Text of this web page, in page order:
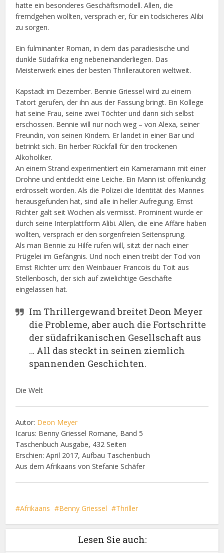
hatte ein besonderes Geschäftsmodell. Allen, die
fremdgehen wollten, versprach er, für ein todsicheres Alibi
zu sorgen.
Ein fulminanter Roman, in dem das paradiesische und
dunkle Südafrika eng nebeneinanderliegen. Das
Meisterwerk eines der besten Thrillerautoren weltweit.
Kapstadt im Dezember. Bennie Griessel wird zu einem
Tatort gerufen, der ihn aus der Fassung bringt. Ein Kollege
hat seine Frau, seine zwei Töchter und dann sich selbst
erschossen. Bennie will nur noch weg – von Alexa, seiner
Freundin, von seinen Kindern. Er landet in einer Bar und
betrinkt sich. Ein herber Rückfall für den trockenen
Alkoholiker.
An einem Strand experimentiert ein Kameramann mit einer
Drohne und entdeckt eine Leiche. Ein Mann ist offenkundig
erdrosselt worden. Als die Polizei die Identität des Mannes
herausgefunden hat, sind alle in heller Aufregung. Ernst
Richter galt seit Wochen als vermisst. Prominent wurde er
durch seine Interplattform Alibi. Allen, die eine Affäre haben
wollten, versprach er den sorgenfreien Seitensprung.
Als man Bennie zu Hilfe rufen will, sitzt der nach einer
Prügelei im Gefängnis. Und noch einen treibt der Tod von
Ernst Richter um: den Weinbauer Francois du Toit aus
Stellenbosch, der sich auf zwielichtige Geschäfte
eingelassen hat.
Im Thrillergewand breitet Deon Meyer
die Probleme, aber auch die Fortschritte
der südafrikanischen Gesellschaft aus
… All das steckt in seinen ziemlich
spannenden Geschichten.
Die Welt
Autor: Deon Meyer
Icarus: Benny Griessel Romane, Band 5
Taschenbuch Ausgabe, 432 Seiten
Erschien: April 2017, Aufbau Taschenbuch
Aus dem Afrikaans von Stefanie Schäfer
Afrikaans Benny Griessel Thriller
Lesen Sie auch: